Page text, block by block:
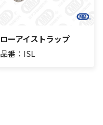
ローアイストラップ
品番：ISL